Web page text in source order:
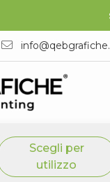
Scegli per
utilizzo